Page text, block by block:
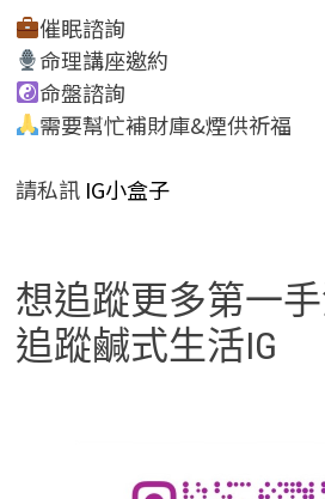
催眠諮詢
命理講座邀約
命盤諮詢
需要幫忙補財庫&煙供祈福
請私訊IG小盒子
想追蹤更多第一
追蹤鹹式生活IG